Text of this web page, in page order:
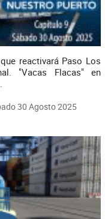
reactivará Paso Los
"Vacas Flacas" en
30 Agosto 2025